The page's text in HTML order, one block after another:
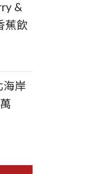
&
蕉飲
海岸